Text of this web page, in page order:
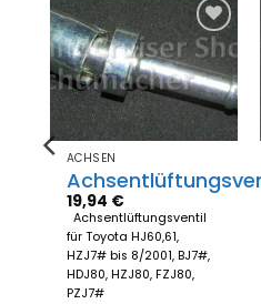
Zum
Merkzettel
hinzufügen
ACHSEN
19,94 €
Achsentlüftungsventil
für Toyota HJ60,61,
HZJ7# bis 8/2001, BJ7#,
HDJ80, HZJ80, FZJ80,
PZJ7#